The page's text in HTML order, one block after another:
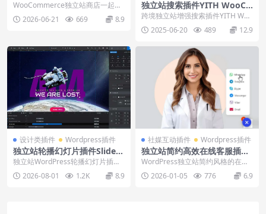
买插件WPC Frequently Bou
ght Together下载使用
WooCommerce独立站商店一起购
买功能模块插件WPC Frequently...
2026-06-21 669 8.9
独立站搜索插件YITH WooCo
mmerce Ajax Search下载使
用教程
跨境独立站增强搜索插件YITH Woo
Commerce Ajax Search，...
2025-06-20 489 12.9
设计类插件 Wordpress插件
独立站轮播幻灯片插件Slide
r Revolution下载使用视频
独立站WordPress轮播幻灯片插件S
lider Revolution最新版本...
2026-08-01 1.2K 8.9
社媒互动插件 Wordpress插件
独立站简约高效在线客服插件
WP-AIO-Contact下载安装使
用教程
WordPress独立站简约风格的在线
客服功能插件WP-AIO-Contact，...
2026-01-05 776 6.9